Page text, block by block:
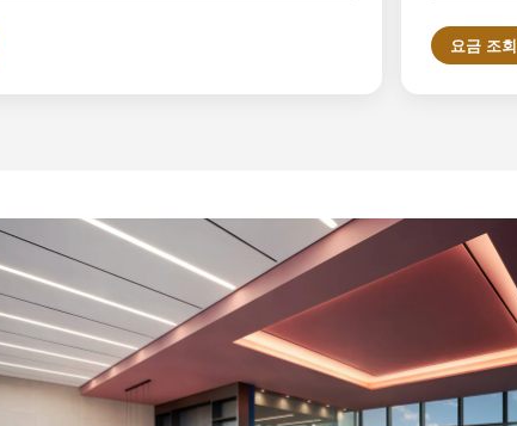
요금 조회